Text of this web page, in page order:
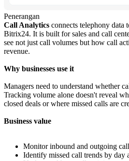
Penerangan
Call Analytics connects telephony data
Bitrix24. It is built for sales and call
see not just call volumes but how call
revenue.
Why businesses use it
Managers need to understand whether
Tracking volume alone doesn't reveal
closed deals or where missed calls are
Business value
Monitor inbound and outgoing
Identify missed call trends by day